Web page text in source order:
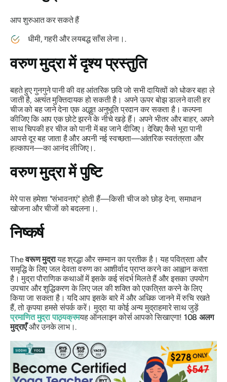
आप शुरुआत कर सकते हैं
धीमी, गहरी और लयबद्ध साँस लेना।.
वरुणमुद्रामें दृश्य प्रस्तुति
बहते हुए गुनगुने पानी की वह आंतरिक छवि जो सभी दायित्वों को धोकर बहा ले
जाती है, अत्यंत मुक्तिदायक हो सकती है। अपने ऊपर बोझ डालने वाली हर
चीज को बह जाने देना एक अद्भुत अनुभूति प्रदान कर सकता है। कल्पना
कीजिए कि आप एक छोटे झरने के नीचे खड़े हैं। अपने भीतर और बाहर, अपने
साथ चिपकी हर चीज को पानी में बह जाने दीजिए। देखिए कैसे भूरा पानी
आपसे दूर बह जाता है और अपनी नई स्वच्छता—आंतरिक स्वतंत्रता और
हल्कापन—का आनंद लीजिए।.
वरुणमुद्रामें पुष्टि
मेरे पास हमेशा "संभावनाएं" होती हैं—किसी चीज को छोड़ देना, समाधान
खोजना और चीजों को बदलना।.
निष्कर्ष
Theवरूणमुद्रायह श्रद्धा और सम्मान का प्रतीक है। यह पवित्रता और
समृद्धि के लिए जल देवता वरुण का आशीर्वाद प्राप्त करने का आह्वान करता
है।मुद्रापौराणिक कथाओं में इसके कई संदर्भ मिलते हैं और इसका उपयोग
उपचार और शुद्धिकरण के लिए जल की शक्ति को एकत्रित करने के लिए
किया जा सकता है। यदि आप इसके बारे में और अधिक जानने में रुचि रखते
हैं, तो कृपया हमसे संपर्क करें।मुद्राया कोई अन्यमुद्राहमारे साथ जुड़ें
प्रमाणितमुद्रापाठ्यक्रमयह ऑनलाइन कोर्स आपको सिखाएगा! 108 अलग
मुद्राएँऔर उनके लाभ।.